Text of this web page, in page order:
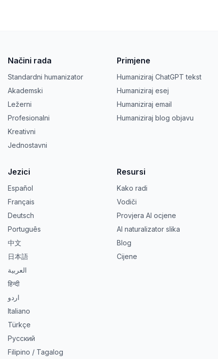
Načini rada
Standardni humanizator
Akademski
Ležerni
Profesionalni
Kreativni
Jednostavni
Primjene
Humaniziraj ChatGPT tekst
Humaniziraj esej
Humaniziraj email
Humaniziraj blog objavu
Jezici
Español
Français
Deutsch
Português
中文
日本語
العربية
हिन्दी
اردو
Italiano
Türkçe
Русский
Filipino / Tagalog
Resursi
Kako radi
Vodiči
Provjera AI ocjene
AI naturalizator slika
Blog
Cijene